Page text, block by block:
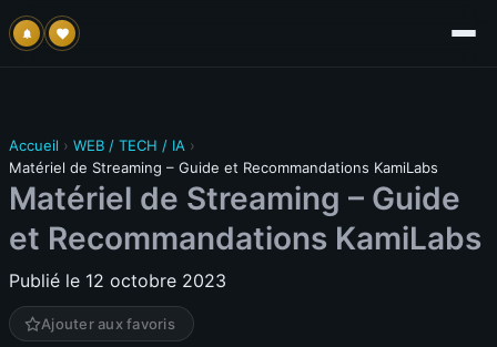
Accueil › WEB / TECH / IA ›
Matériel de Streaming – Guide et Recommandations KamiLabs
Matériel de Streaming – Guide
et Recommandations KamiLabs
Publié le 12 octobre 2023
Ajouter aux favoris